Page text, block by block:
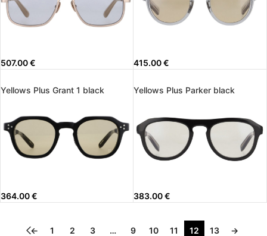
507.00€ 415.00€
Yellows Plus Grant 1 black
364.00€
Yellows Plus Parker black
383.00€
← 1 2 3 … 9 10 11 12 13 →